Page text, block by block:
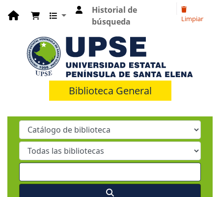
Historial de
búsqueda
Limpiar
Biblioteca General